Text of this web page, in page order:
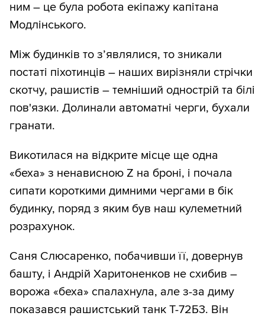
ним – це була робота екіпажу капітана
Модлінського.
Між будинків то з’являлися, то зникали
постаті піхотинців – наших вирізняли стрічки
скотчу, рашистів – темніший однострій та білі
пов'язки. Долинали автоматні черги, бухали
гранати.
Викотилася на відкрите місце ще одна
«беха» з ненависною Z на броні, і почала
сипати короткими димними чергами в бік
будинку, поряд з яким був наш кулеметний
розрахунок.
Саня Слюсаренко, побачивши її, довернув
башту, і Андрій Харитоненков не схибив –
ворожа «беха» спалахнула, але з-за диму
показався рашистський танк Т-72Б3. Він